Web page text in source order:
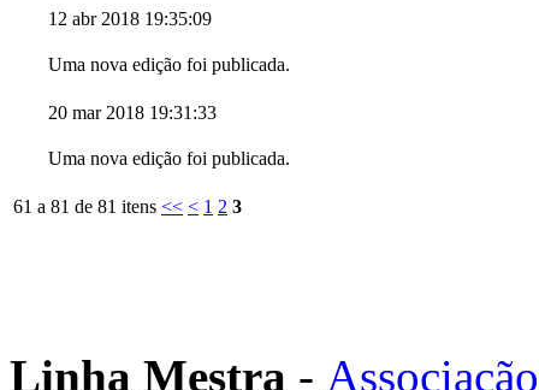
12 abr 2018 19:35:09
Uma nova edição foi publicada.
20 mar 2018 19:31:33
Uma nova edição foi publicada.
61 a 81 de 81 itens << < 1 2 3
Linha Mestra -